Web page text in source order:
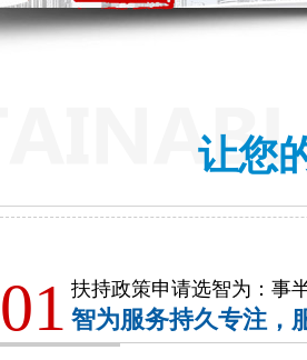
让您
01 扶持政策申请选智为：事
智为服务持久专注，